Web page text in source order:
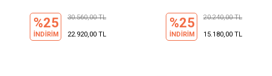
%25
İNDİRİM
30.560,00 TL
22.920,00 TL
%25
İNDİRİM
20.240,00 TL
15.180,00 TL